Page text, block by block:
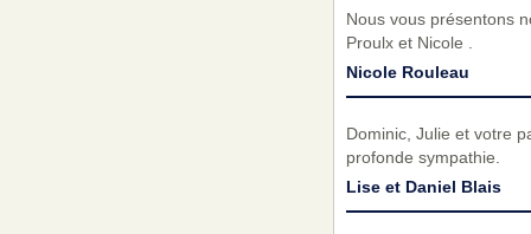
Nous vous présentons
Proulx et Nicole .
Nicole Rouleau
Dominic, Julie et votre
profonde sympathie.
Lise et Daniel Blais